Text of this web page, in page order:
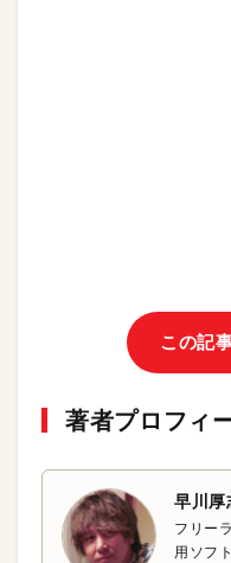
この記
著者プロフィ
早川厚
フリー
用ソフ